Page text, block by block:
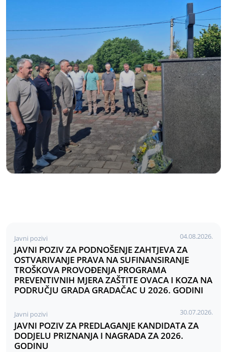
Javni pozivi 04.08.2026.
JAVNI POZIV ZA PODNOŠENJE ZAHTJEVA ZA
OSTVARIVANJE PRAVA NA SUFINANSIRANJE
TROŠKOVA PROVOĐENJA PROGRAMA
PREVENTIVNIH MJERA ZAŠTITE OVACA I KOZA NA
PODRUČJU GRADA GRADAČAC U 2026. GODINI
Javni pozivi 30.07.2026.
JAVNI POZIV ZA PREDLAGANJE KANDIDATA ZA
DODJELU PRIZNANJA I NAGRADA ZA 2026.
GODINU